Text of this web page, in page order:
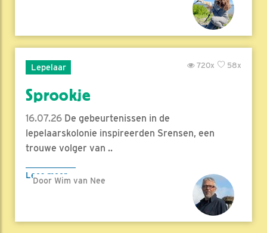
Lepelaar 58x
720x
Sprookje
16.07.26 De gebeurtenissen in de
lepelaarskolonie inspireerden Srensen, een
trouwe volger van ..
Lees meer
Door Wim van Nee